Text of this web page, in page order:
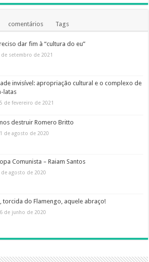
comentários Tags
dar fim à “cultura do eu”
de setembro de 2021
invisível: apropriação cultural e o complexo de
latas
de fevereiro de 2021
destruir Romero Britto
de agosto de 2020
Comunista – Raiam Santos
de agosto de 2020
torcida do Flamengo, aquele abraço!
de junho de 2020